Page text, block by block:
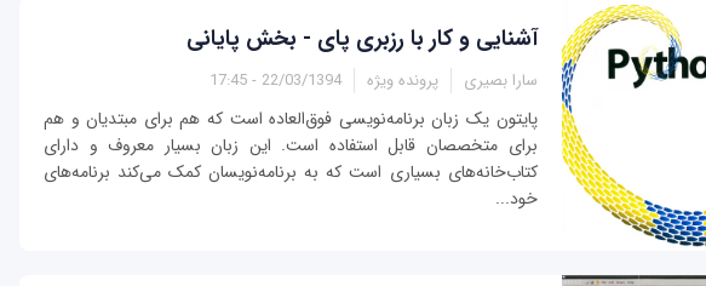
آشنایی و کار با رزبری پای - بخش پایانی
سارا بصیری پرونده ویژه 22/03/1394 - 17:45
پایتون یک زبان برنامه‌نویسی فوق‌العاده است که هم برای مبتدیان و هم
برای متخصصان قابل استفاده است. این زبان بسیار معروف و دارای
کتاب‌خانه‌های بسیاری است که به برنامه‌نویسان کمک می‌کند برنامه‌های
خود...